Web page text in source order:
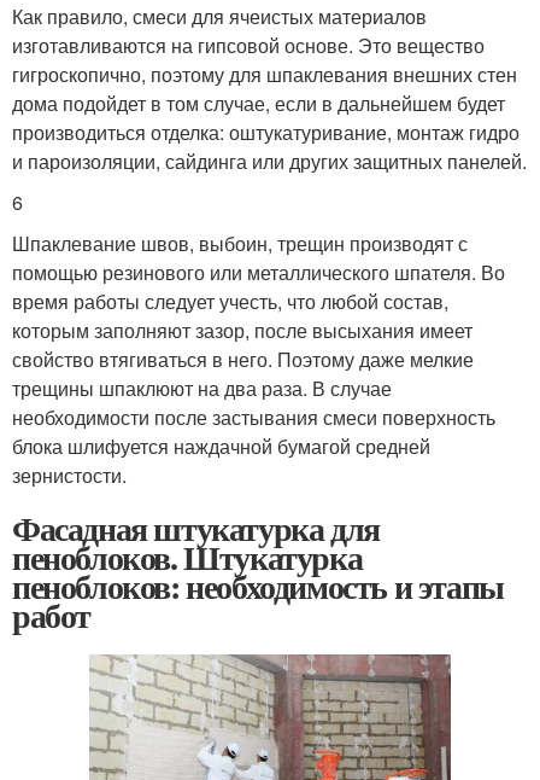
Как правило, смеси для ячеистых материалов
изготавливаются на гипсовой основе. Это вещество
гигроскопично, поэтому для шпаклевания внешних стен
дома подойдет в том случае, если в дальнейшем будет
производиться отделка: оштукатуривание, монтаж гидро
и пароизоляции, сайдинга или других защитных панелей.
6
Шпаклевание швов, выбоин, трещин производят с
помощью резинового или металлического шпателя. Во
время работы следует учесть, что любой состав,
которым заполняют зазор, после высыхания имеет
свойство втягиваться в него. Поэтому даже мелкие
трещины шпаклюют на два раза. В случае
необходимости после застывания смеси поверхность
блока шлифуется наждачной бумагой средней
зернистости.
Фасадная штукатурка для
пеноблоков. Штукатурка
пеноблоков: необходимость и этапы
работ